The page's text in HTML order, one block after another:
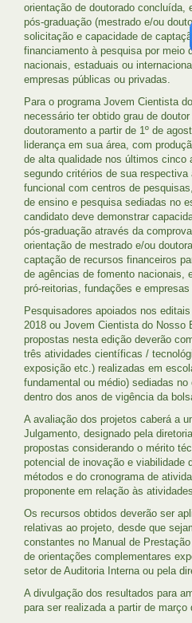
orientação de doutorado concluída,
pós-graduação (mestrado e/ou
solicitação e capacidade de
financiamento à pesquisa por meio
nacionais, estaduais ou
empresas públicas ou privadas.
Para o programa Jovem Cientista
necessário ter obtido grau de
doutoramento a partir de 1º de
liderança em sua área, com
de alta qualidade nos últimos cinco
segundo critérios de sua
funcional com centros de
de ensino e pesquisa sediadas no
candidato deve demonstrar
pós-graduação através da
orientação de mestrado e/ou
captação de recursos financeiros
de agências de fomento nacionais,
pró-reitorias, fundações e
Pesquisadores apoiados nos
2018 ou Jovem Cientista do Nosso
propostas nesta edição deverão
três atividades científicas /
exposição etc.) realizadas em
fundamental ou médio) sediadas
dentro dos anos de vigência da
A avaliação dos projetos caberá a
Julgamento, designado pela
propostas considerando o mérito
potencial de inovação e viabilidade
métodos e do cronograma de
proponente em relação às
Os recursos obtidos deverão ser
relativas ao projeto, desde que
constantes no Manual de
de orientações complementares
setor de Auditoria Interna ou pela
A divulgação dos resultados para
para ser realizada a partir de março